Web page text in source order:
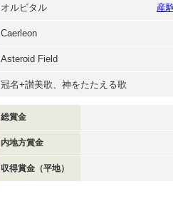
オルビタル 産
Caerleon
Asteroid Field
冠名+讃美歌、神をたたえる歌
総賞金
内地方賞金
収得賞金（平地）